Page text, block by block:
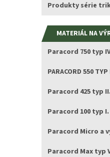
Produkty série
MATERIÁL NA
Paracord 750 typ
PARACORD 550
Paracord 425 typ II.
Paracord 100 typ I.
Paracord Micro a
Paracord Max typ